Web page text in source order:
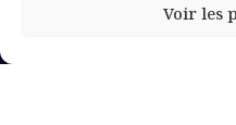
Voir les